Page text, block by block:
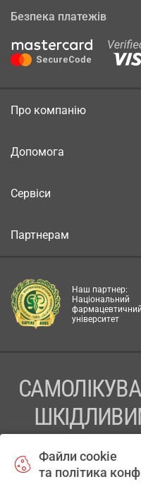
Безпека платежів
Про компанію
Допомога
Сервіси
Партнерам
Наш партнер:
Національний
фармацевтичний
університет
ПЕРЕД ЗАСТОСУВАННЯМ
Файли cookie
та політика